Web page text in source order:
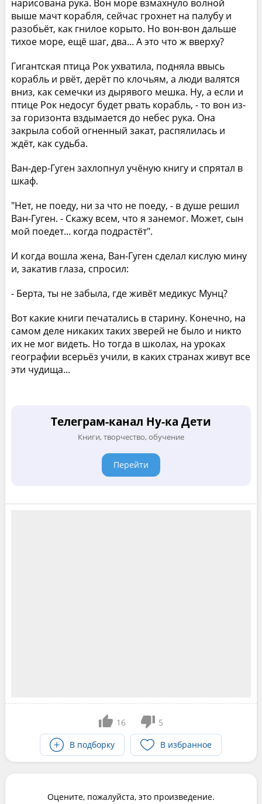
нарисована рука. Вон море взмахнуло волной
выше мачт корабля, сейчас грохнет на палубу и
разобьёт, как гнилое корыто. Но вон-вон дальше
тихое море, ещё шаг, два... А это что ж вверху?
Гигантская птица Рок ухватила, подняла ввысь
корабль и рвёт, дерёт по клочьям, а люди валятся
вниз, как семечки из дырявого мешка. Ну, а если и
птице Рок недосуг будет рвать корабль, - то вон из-
за горизонта вздымается до небес рука. Она
закрыла собой огненный закат, распялилась и
ждёт, как судьба.
Ван-дер-Гуген захлопнул учёную книгу и спрятал в
шкаф.
"Нет, не поеду, ни за что не поеду, - в душе решил
Ван-Гуген. - Скажу всем, что я занемог. Может, сын
мой поедет... когда подрастёт".
И когда вошла жена, Ван-Гуген сделал кислую мину
и, закатив глаза, спросил:
- Берта, ты не забыла, где живёт медикус Мунц?
Вот какие книги печатались в старину. Конечно, на
самом деле никаких таких зверей не было и никто
их не мог видеть. Но тогда в школах, на уроках
географии всерьёз учили, в каких странах живут все
эти чудища...
Телеграм-канал Ну-ка Дети
Книги, творчество, обучение
Перейти
16
5
В подборку
В избранное
Оцените, пожалуйста, это произведение.